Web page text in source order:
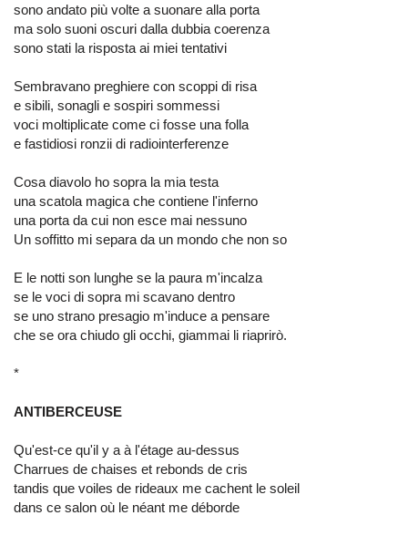
sono andato più volte a suonare alla porta
ma solo suoni oscuri dalla dubbia coerenza
sono stati la risposta ai miei tentativi
Sembravano preghiere con scoppi di risa
e sibili, sonagli e sospiri sommessi
voci moltiplicate come ci fosse una folla
e fastidiosi ronzii di radiointerferenze
Cosa diavolo ho sopra la mia testa
una scatola magica che contiene l'inferno
una porta da cui non esce mai nessuno
Un soffitto mi separa da un mondo che non so
E le notti son lunghe se la paura m'incalza
se le voci di sopra mi scavano dentro
se uno strano presagio m'induce a pensare
che se ora chiudo gli occhi, giammai li riaprirò.
*
ANTIBERCEUSE
Qu'est-ce qu'il y a à l'étage au-dessus
Charrues de chaises et rebonds de cris
tandis que voiles de rideaux me cachent le soleil
dans ce salon où le néant me déborde